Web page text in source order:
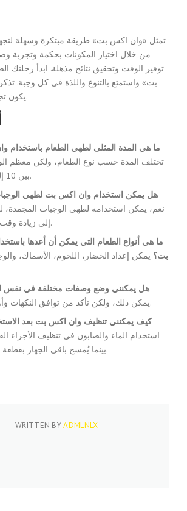
تمثل «وان اكس بت» طريقة مبتكرة وسهلة
من خلال اختيار المكونات بحكمة وتجربة
توفير الوقت وتحقيق نتائج مذهلة. ابدأ رحلتك
بت» واستمتع بالتنوع واللذة في كل وجبة.
يكون تجربة مريحة وممتعة.
ما هي المدة المثلى لطهي الطعام باستخدام
تختلف المدة حسب نوع الطعام، ولكن معظم
بين 10 إلى 30 دقيقة.
هل يمكن استخدام وان اكس بت لطهي
نعم، يمكن استخدامه لطهي الوجبات المجمدة،
إلى زيادة وقت الطهي قليلاً.
ما هي أنواع الطعام التي يمكن أن أعدها
بت؟ يمكن إعداد الخضار، اللحوم، الأسماك،
هل يمكنني وضع وصفات مختلفة في نفس
يمكن ذلك، ولكن تأكد من توافق النكهات وأوقات الطهي.
كيف يمكنني تنظيف وان اكس بت بعد
استخدام الماء والصابون في تنظيف الأجزاء
بينما يُمسح باقي الجهاز بقطعة قماش مبللة.
WRITTEN BYADMLNLX